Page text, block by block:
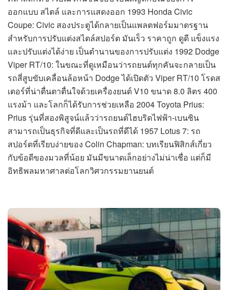
ออกแบบ สไตล์ และการแสดงออก 1993 Honda Civic
Coupe: Civic สองประตูได้กลายเป็นแพลตฟอร์มมาตรฐาน
สำหรับการปรับแต่งสไตล์สปอร์ต มันเร็ว ราคาถูก ดูดี แข็งแรง
และปรับแต่งได้ง่าย เป็นตำนานของการปรับแต่ง 1992 Dodge
Viper RT/10: ในขณะที่ดูเหมือนว่ารถยนต์ทุกคันจะกลายเป็น
รถสี่สูบขับเคลื่อนล้อหน้า Dodge ได้เปิดตัว Viper RT/10 โรดส
เตอร์ที่น่าตื่นตาตื่นใจด้วยเครื่องยนต์ V10 ขนาด 8.0 ลิตร 400
แรงม้า และโลกก็ได้รับการช่วยเหลือ 2004 Toyota Prius:
Prius รุ่นที่สองพิสูจน์แล้วว่ารถยนต์ไฮบริดไฟฟ้า-เบนซิน
สามารถเป็นธุรกิจที่ดีและเป็นรถที่ดีได้ 1957 Lotus 7: รถ
สปอร์ตที่เรียบง่ายของ Colin Chapman: บทเรียนฟิสิกส์เกี่ยว
กับข้อดีของมวลที่น้อย มันมีขนาดเล็กอย่างไม่น่าเชื่อ แต่ก็มี
อิทธิพลมหาศาลต่อโลกวิศวกรรมยานยนต์